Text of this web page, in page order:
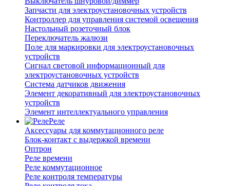
Запчасти для электроустановочных устройств
Контроллер для управления системой освещения
Настольный розеточный блок
Переключатель жалюзи
Поле для маркировки для электроустановочных
устройств
Сигнал световой информационный для
электроустановочных устройств
Система датчиков движения
Элемент декоративный для электроустановочных
устройств
Элемент интеллектуального управления
Реле
Аксессуары для коммутационного реле
Блок-контакт с выдержкой времени
Оптрон
Реле времени
Реле коммутационное
Реле контроля температуры